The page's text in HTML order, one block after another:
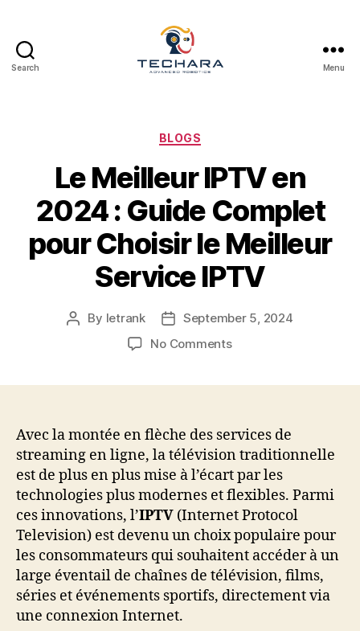
Search Menu
Categories
BLOGS
Le Meilleur IPTV en
2024 : Guide Complet
pour Choisir le Meilleur
Service IPTV
Post
By letrank
Post
date
September 5, 2024
No Commentson
2024
:
Guide
Complet
pour
Choisir
le
Meilleur
Service
IPTV
Avec la montée en flèche des services de
streaming en ligne, la télévision traditionnelle
est de plus en plus mise à l’écart par les
technologies plus modernes et flexibles. Parmi
ces innovations, l’IPTV (Internet Protocol
Television) est devenu un choix populaire pour
les consommateurs qui souhaitent accéder à un
large éventail de chaînes de télévision, films,
séries et événements sportifs, directement via
une connexion Internet.